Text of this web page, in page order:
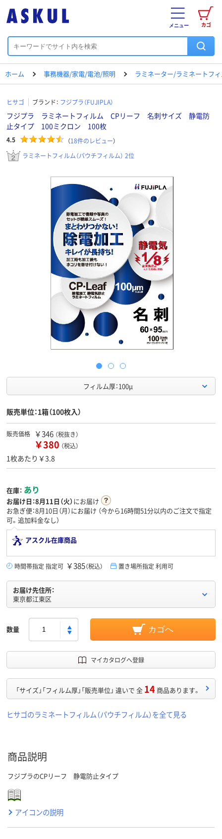
カゴ
メニュー
ホーム 事務機器/家電/電池/照明 ラミネーター/ラミネートフ
ヒサゴ ブランド： フジプラ（FUJIPLA）
フジプラ ラミネートフィルム CPリーフ 名刺サイズ 静電防
止タイプ 100ミクロン 100枚
4.5 （18件のレビュー）
ラミネートフィルム（パウチフィルム） 2位
フィルム厚：100μ
販売単位：1箱（100枚入）
販売価格 ￥346 （税抜き）
￥380 （税込）
1枚あたり￥3.8
在庫： あり
お届け日：8月11日（火）にお届け
お急ぎ便：8月10日（月）にお届け （今から16時間51分以内のご注文で指定
可。追加料金なし）
アスクル在庫商品
時間帯指定 指定可 ￥385（税込） 置き場所指定 利用可
お届け先住所：
東京都江東区
数量 カゴへ
マイカタログへ登録
「サイズ」「フィルム厚」「販売単位」 違いで 全 14 商品あります。
ヒサゴのラミネートフィルム（パウチフィルム）を全て見る
商品説明
フジプラのCPリーフ 静電防止タイプ
アイコンの説明